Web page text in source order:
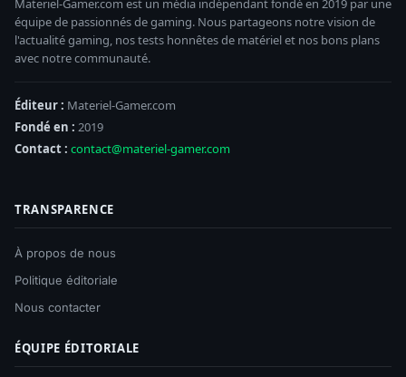
Materiel-Gamer.com est un média indépendant fondé en 2019 par une
équipe de passionnés de gaming. Nous partageons notre vision de
l'actualité gaming, nos tests honnêtes de matériel et nos bons plans
avec notre communauté.
Éditeur : Materiel-Gamer.com
Fondé en : 2019
Contact : contact@materiel-gamer.com
TRANSPARENCE
À propos de nous
Politique éditoriale
Nous contacter
ÉQUIPE ÉDITORIALE